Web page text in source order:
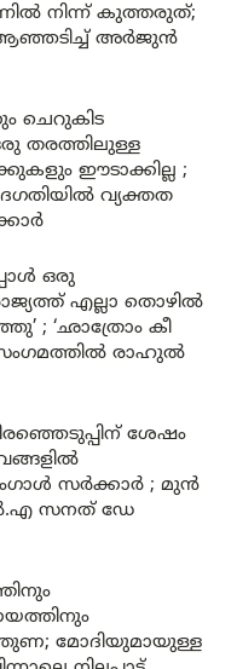
നിന്ന് കുത്തരുത്;
അർജുൻ
ചെറുകിട
തരത്തിലുള്ള
ഈടാക്കില്ല ;
വ്യക്തത
ഒരു
എല്ലാ തൊഴിൽ
; ‘ഛാത്രോം കീ
സംഗമത്തിൽ രാഹുൽ
ശേഷം
സർക്കാർ ; മുൻ
സനത് ഡേ
മോദിയുമായുള്ള